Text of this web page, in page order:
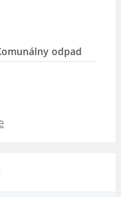
odpad